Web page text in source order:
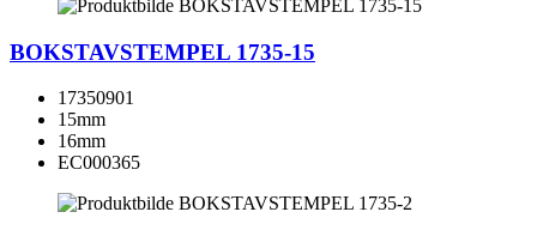
BOKSTAVSTEMPEL 1735-15
17350901
15mm
16mm
EC000365